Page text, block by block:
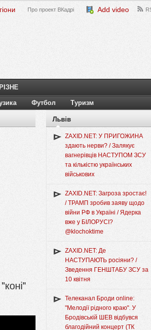
Про проект ВКадрі Add video
РІЗНЕ
Футбол Туризм
Львів
ZAXID.NET: У ПРИГОЖИНА
здають нерви? / Залякує
вагнерівців НАСТУПОМ ЗСУ
та кількістю українських
військових
ZAXID.NET: Загроза зростає!
/ ТРАМП зробив заяву щодо
війни РФ в Україні / Ядерка
вже у БІЛОРУСІ?
@klochoktime
ZAXID.NET: Де
НАСТУПАЮТЬ росіяни? /
Зведення ГЕНШТАБУ ЗСУ за
10 квітня
Телеканал Броди online:
"Мелодії рідного краю". У
Бродівській ШЕВ відбувся
благодійний концерт (ТК